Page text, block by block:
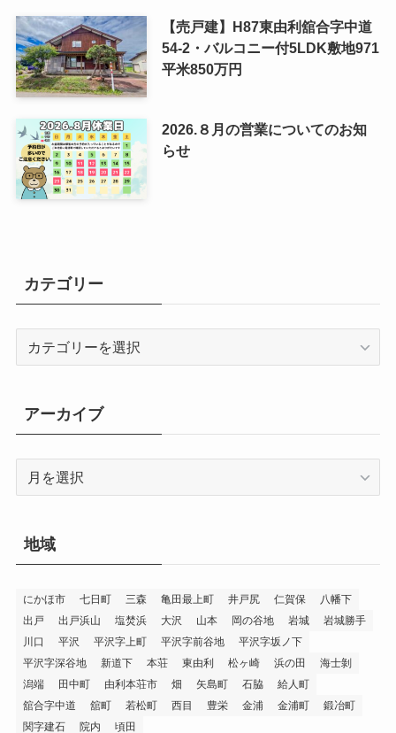
【売戸建】H87東由利舘合字中道
54-2・バルコニー付5LDK敷地971
平米850万円
2026.８月の営業についてのお知
らせ
カテゴリー
リ
ー
アーカイブ
イ
地域
にかほ市 七日町 三森 亀田最上町 井戸尻 仁賀保
八幡下
出戸
出戸浜山 塩焚浜 大沢 山本 岡の谷地 岩城
岩城勝手
川口
平沢 平沢字上町 平沢字前谷地
平沢字坂ノ下
平沢字深谷地
新道下 本荘 東由利 松ヶ崎 浜の田
海士剝
潟端
田中町 由利本荘市 畑 矢島町 石脇
給人町
舘合字中道
舘町 若松町 西目 豊栄 金浦 金浦町
鍛冶町
関字建石
院内 頃田